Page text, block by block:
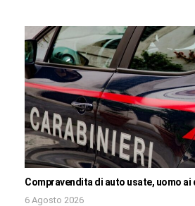
Compravendita di auto usate, uomo
6 Agosto 2026